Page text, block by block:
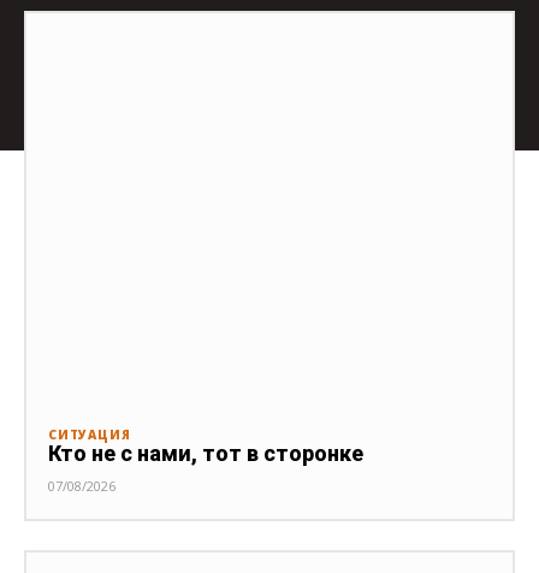
СИТУАЦИЯ
Кто не с нами, тот в сторонке
07/08/2026